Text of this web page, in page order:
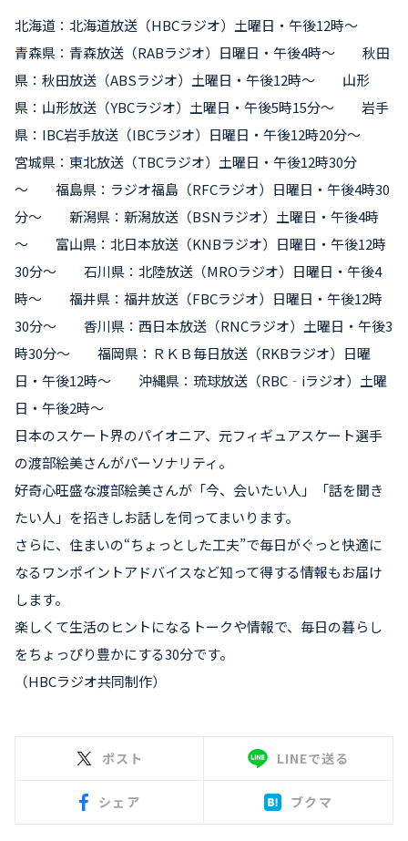
北海道：北海道放送（HBCラジオ）土曜日・午後12時～
青森県：青森放送（RABラジオ）日曜日・午後4時～ 秋田
県：秋田放送（ABSラジオ）土曜日・午後12時～ 山形
県：山形放送（YBCラジオ）土曜日・午後5時15分～ 岩手
県：IBC岩手放送（IBCラジオ）日曜日・午後12時20分～
宮城県：東北放送（TBCラジオ）土曜日・午後12時30分
～ 福島県：ラジオ福島（RFCラジオ）日曜日・午後4時30
分～ 新潟県：新潟放送（BSNラジオ）土曜日・午後4時
～ 富山県：北日本放送（KNBラジオ）日曜日・午後12時
30分～ 石川県：北陸放送（MROラジオ）日曜日・午後4
時～ 福井県：福井放送（FBCラジオ）日曜日・午後12時
30分～ 香川県：西日本放送（RNCラジオ）土曜日・午後3
時30分～ 福岡県：ＲＫＢ毎日放送（RKBラジオ）日曜
日・午後12時～ 沖縄県：琉球放送（RBC‐iラジオ）土曜
日・午後2時～
日本のスケート界のパイオニア、元フィギュアスケート選手
の渡部絵美さんがパーソナリティ。
好奇心旺盛な渡部絵美さんが「今、会いたい人」「話を聞き
たい人」を招きしお話しを伺ってまいります。
さらに、住まいの“ちょっとした工夫”で毎日がぐっと快適に
なるワンポイントアドバイスなど知って得する情報もお届け
します。
楽しくて生活のヒントになるトークや情報で、毎日の暮らし
をちょっぴり豊かにする30分です。
（HBCラジオ共同制作）
ポスト LINEで送る
シェア ブクマ